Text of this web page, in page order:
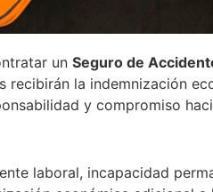
un Seguro de
recibirán la indemnización
y compromiso
laboral, incapacidad